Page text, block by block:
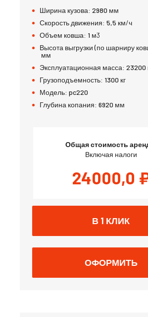
Ширина кузова: 2980 мм
Скорость движения: 5,5 км/ч
Объем ковша: 1 м3
Высота выгрузки (по шарниру
мм
Эксплуатационная масса: 23200
Грузоподъемность: 1300 кг
Модель: pc220
Глубина копания: 6920 мм
Общая стоимость
Включая налоги
24000,0
В 1 КЛИК
ОФОРМИТЬ